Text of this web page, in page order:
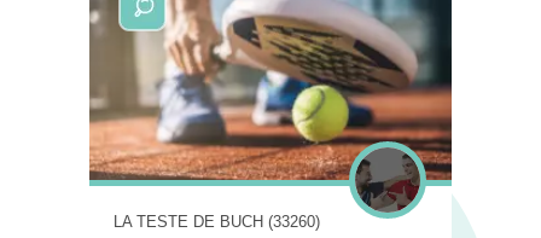
LA TESTE DE BUCH (33260)